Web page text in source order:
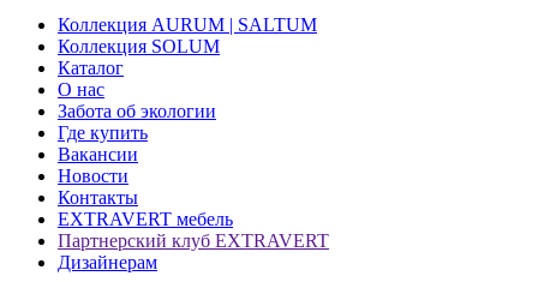
Коллекция AURUM | SALTUM
Коллекция SOLUM
Каталог
О нас
Забота об экологии
Где купить
Вакансии
Новости
Контакты
EXTRAVERT мебель
Партнерский клуб EXTRAVERT
Дизайнерам